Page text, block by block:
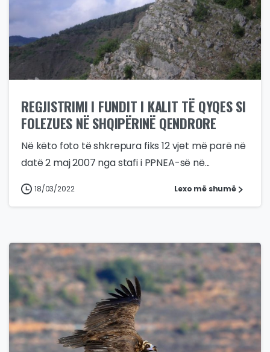
REGJISTRIMI I FUNDIT I KALIT TË QYQES SI
FOLEZUES NË SHQIPËRINË QENDRORE
Në këto foto të shkrepura fiks 12 vjet më parë në
datë 2 maj 2007 nga stafi i PPNEA-së në...
18/03/2022 Lexo më shumë